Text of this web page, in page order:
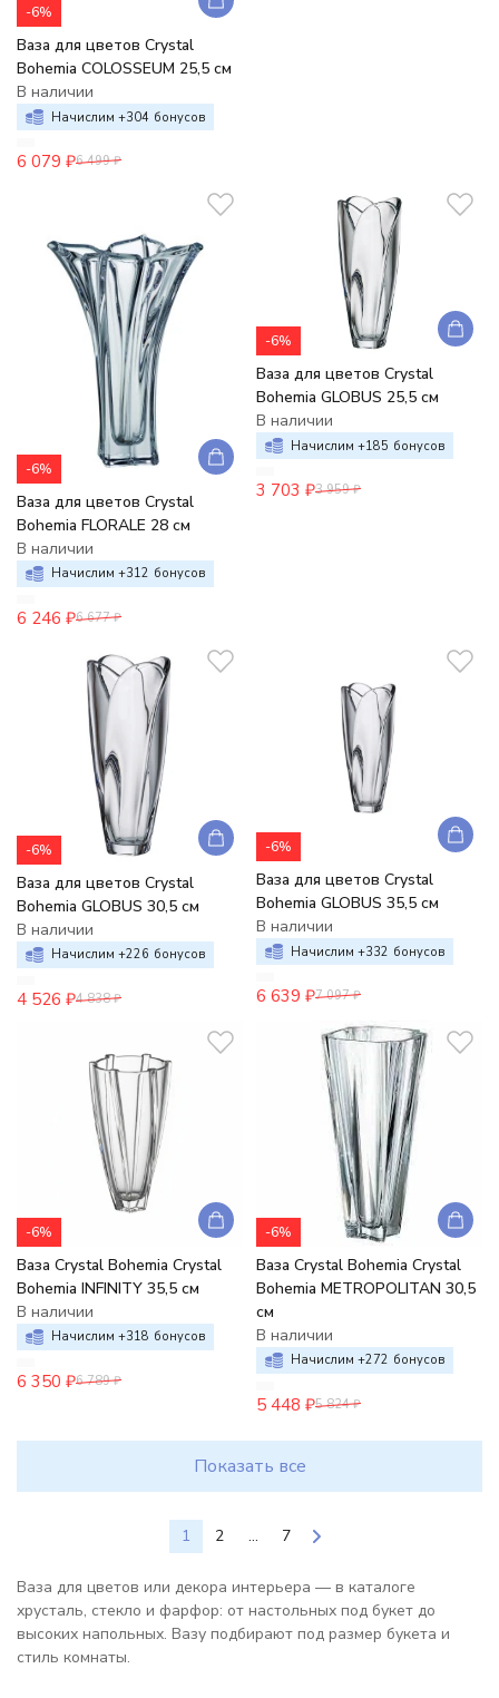
-6%
Ваза для цветов Crystal
Bohemia COLOSSEUM 25,5 см
В наличии
Начислим +304 бонусов
6 079 ₽6 499 ₽
-6%
Ваза для цветов Crystal
Bohemia FLORALE 28 см
В наличии
Начислим +312 бонусов
6 246 ₽6 677 ₽
-6%
Ваза для цветов Crystal
Bohemia GLOBUS 25,5 см
В наличии
Начислим +185 бонусов
3 703 ₽3 959 ₽
-6%
Ваза для цветов Crystal
Bohemia GLOBUS 30,5 см
В наличии
Начислим +226 бонусов
4 526 ₽4 838 ₽
-6%
Ваза для цветов Crystal
Bohemia GLOBUS 35,5 см
В наличии
Начислим +332 бонусов
6 639 ₽7 097 ₽
-6%
Ваза Crystal Bohemia Crystal
Bohemia INFINITY 35,5 см
В наличии
Начислим +318 бонусов
6 350 ₽6 789 ₽
-6%
Ваза Crystal Bohemia Crystal
Bohemia METROPOLITAN 30,5
см
В наличии
Начислим +272 бонусов
5 448 ₽5 824 ₽
Показать все
1 2 ... 7
Ваза для цветов или декора интерьера — в каталоге
хрусталь, стекло и фарфор: от настольных под букет до
высоких напольных. Вазу подбирают под размер букета и
стиль комнаты.